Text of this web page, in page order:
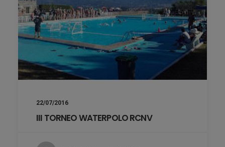
22/07/2016
III TORNEO WATERPOLO RCNV